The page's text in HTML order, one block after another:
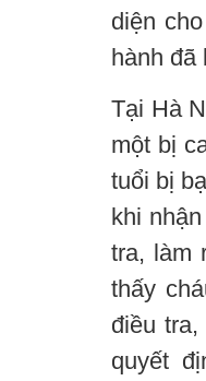
diện
hành đã
Tại Hà
một bị
tuổi bị
khi
tra, làm
thấy
điều
quyết